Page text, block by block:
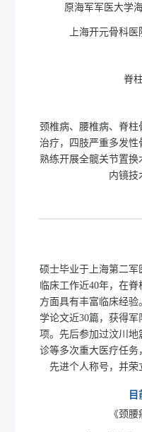
原海军军医大学
上海开元骨科
脊
颈椎病、腰椎病、脊柱
治疗，四肢严重多发性
熟练开展全髋关节置
内镜技
硕士毕业于上海第二
临床工作近40年，在
方面具有丰富临床经
学论文近30篇，获得军
项。先后参加过汶川地
诊等多次重大医疗任
先进个人称号，并
目
《颈